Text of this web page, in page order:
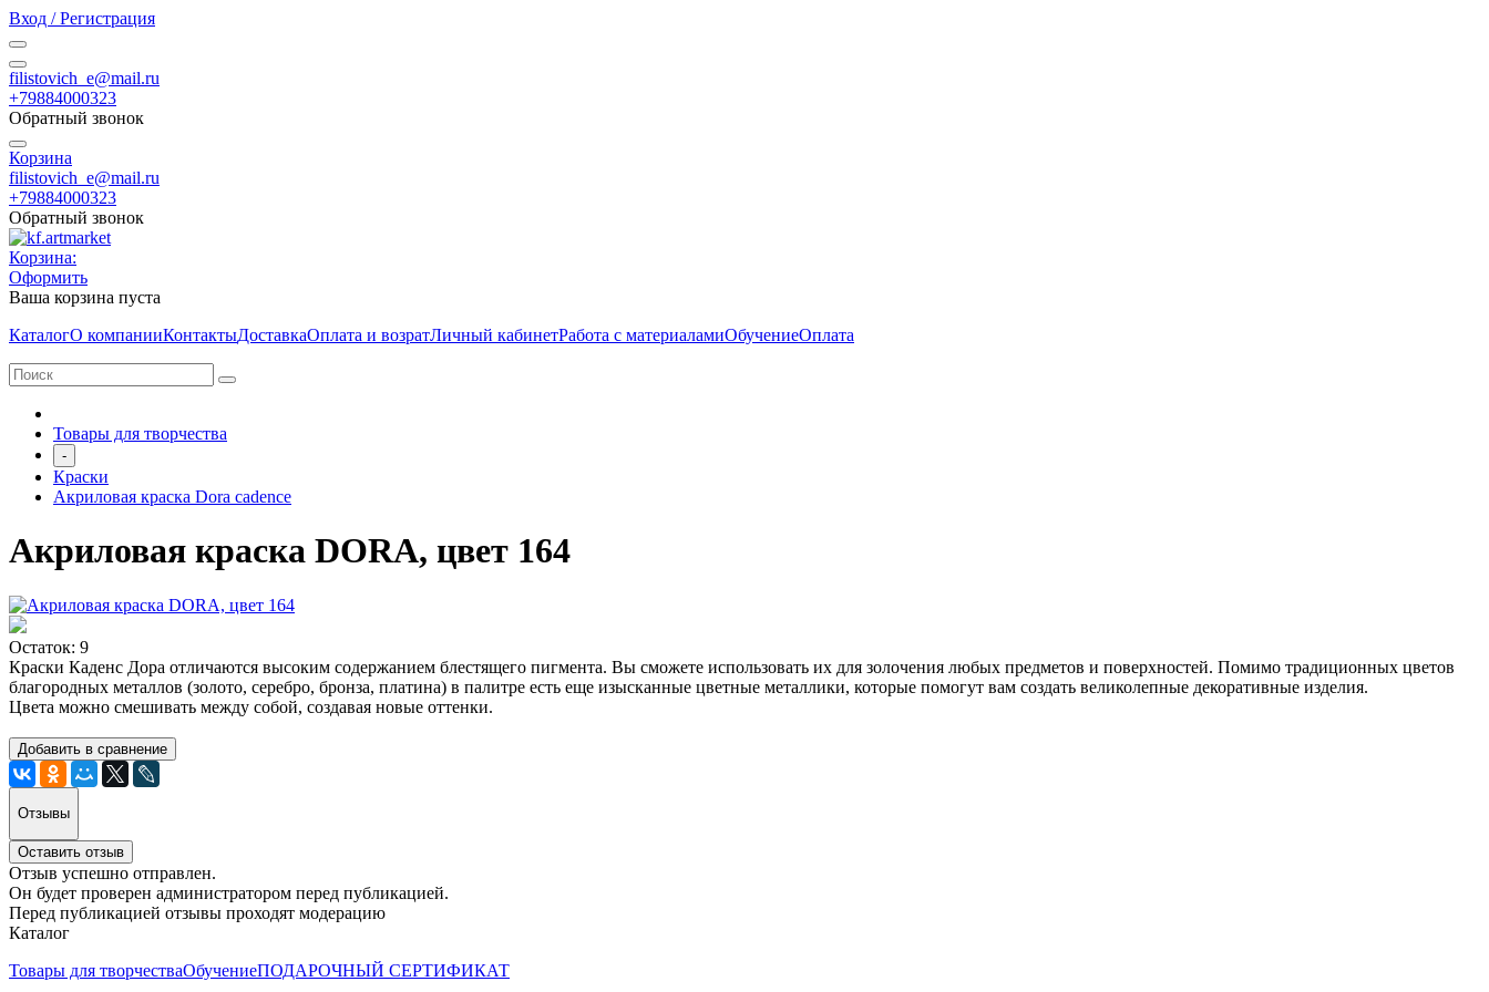
Вход / Регистрация
filistovich_e@mail.ru
+79884000323
Обратный звонок
Корзина
filistovich_e@mail.ru
+79884000323
Обратный звонок
Корзина:
Оформить
Ваша корзина пуста
КаталогО компанииКонтактыДоставкаОплата и возратЛичный кабинетРабота с материаламиОбучениеОплата
Товары для творчества
-
Краски
Акриловая краска Dora cadence
Акриловая краска DORA, цвет 164
Остаток: 9
Краски Каденс Дора отличаются высоким содержанием блестящего пигмента. Вы сможете использовать их для золочения любых предметов и поверхностей. Помимо традиционных цветов
благородных металлов (золото, серебро, бронза, платина) в палитре есть еще изысканные цветные металлики, которые помогут вам создать великолепные декоративные изделия.
Цвета можно смешивать между собой, создавая новые оттенки.
Добавить в сравнение
Отзывы
Оставить отзыв
Отзыв успешно отправлен.
Он будет проверен администратором перед публикацией.
Перед публикацией отзывы проходят модерацию
Каталог
Товары для творчестваОбучениеПОДАРОЧНЫЙ СЕРТИФИКАТ